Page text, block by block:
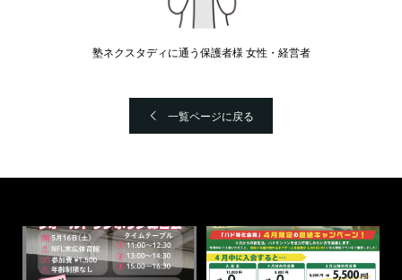
塾ネクスタディに通う保護者様 女性・経営者
一覧ページに戻る